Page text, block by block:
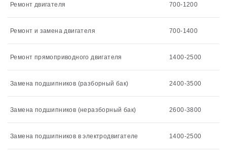
Ремонт двигателя 700-1200
Ремонт и замена двигателя 700-1400
Ремонт прямоприводного двигателя 1400-2500
Замена подшипников (разборный бак) 2400-3500
Замена подшипников (неразборный бак) 2600-3800
Замена подшипников в электродвигателе 1400-2500